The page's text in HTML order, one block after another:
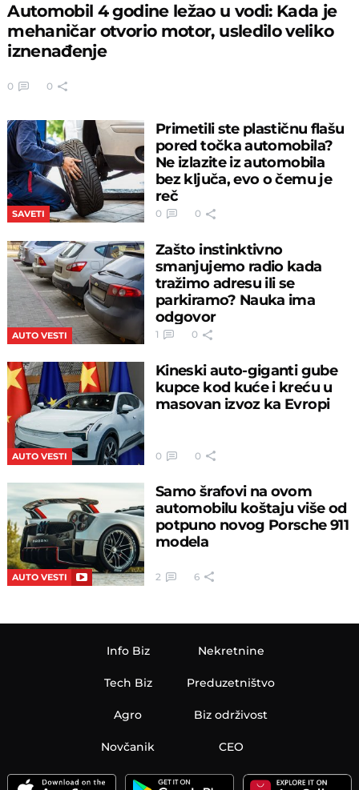
Automobil 4 godine ležao u vodi: Kada je
mehaničar otvorio motor, usledilo veliko
iznenađenje
0 0
SAVETI
Primetili ste plastičnu flašu
pored točka automobila?
Ne izlazite iz automobila
bez ključa, evo o čemu je
reč
0 0
AUTO VESTI
Zašto instinktivno
smanjujemo radio kada
tražimo adresu ili se
parkiramo? Nauka ima
odgovor
1 0
AUTO VESTI
Kineski auto-giganti gube
kupce kod kuće i kreću u
masovan izvoz ka Evropi
0 0
AUTO VESTI
Samo šrafovi na ovom
automobilu koštaju više od
potpuno novog Porsche 911
modela
2 6
Info Biz
Tech Biz
Agro
Nekretnine
Preduzetništvo
Biz održivost
Novčanik CEO